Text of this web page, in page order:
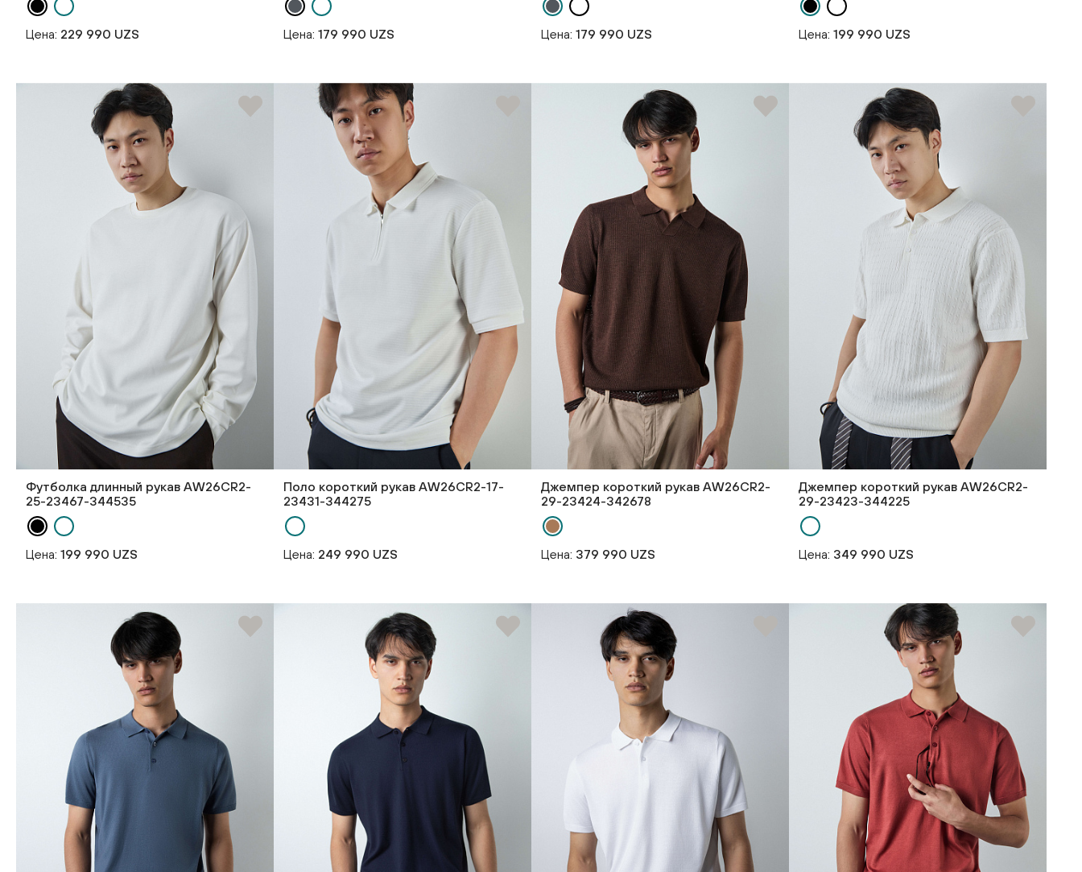
Цена: 229 990 UZS Цена: 179 990 UZS Цена: 179 990 UZS Цена: 199 990 UZS
Футболка длинный рукав AW26CR2-
25-23467-344535
Цена: 199 990 UZS
Поло короткий рукав AW26CR2-17-
23431-344275
Цена: 249 990 UZS
Джемпер короткий рукав AW26CR2-
29-23424-342678
Цена: 379 990 UZS
Джемпер короткий рукав AW26CR2-
29-23423-344225
Цена: 349 990 UZS